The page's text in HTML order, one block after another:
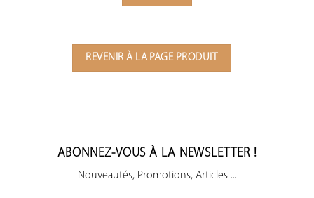
REVENIR À LA PAGE PRODUIT
ABONNEZ-VOUS À LA NEWSLETTER !
Nouveautés, Promotions, Articles ...